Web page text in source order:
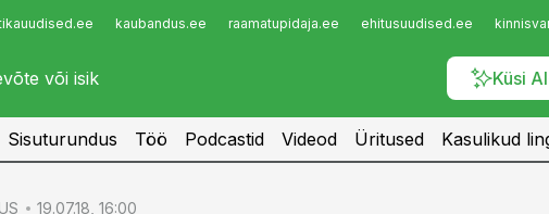
kaubandus.ee raamatupidaja.ee ehitusuudised.ee
Küsi
Infopank
Sisuturundus Töö Podcastid Videod Üritused Kasulikud
19.07.18, 16:00